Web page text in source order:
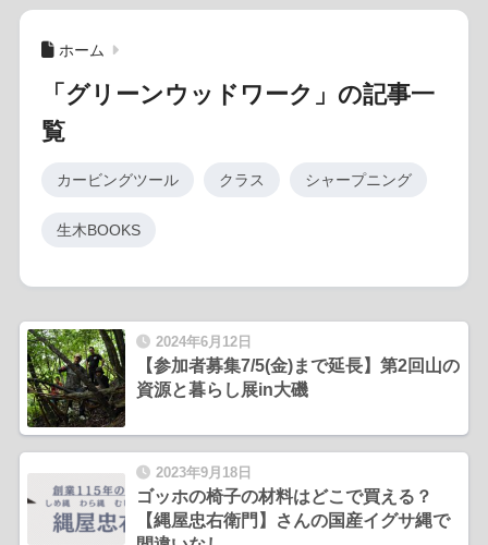
ホーム
「グリーンウッドワーク」の記事一
覧
カービングツール クラス シャープニング
生木BOOKS
2024年6月12日
【参加者募集7/5(金)まで延長】第2回山の
資源と暮らし展in大磯
2023年9月18日
ゴッホの椅子の材料はどこで買える？
【縄屋忠右衛門】さんの国産イグサ縄で